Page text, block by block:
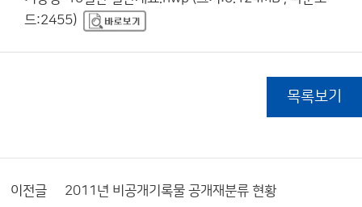
드:2455)
목록보기
이전글 2011년 비공개기록물 공개재분류 현황